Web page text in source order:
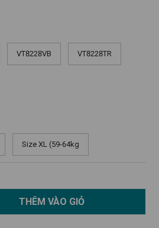
THÊM VÀO GIỎ
VT8228VB VT8228TR
Size XL (59-64kg